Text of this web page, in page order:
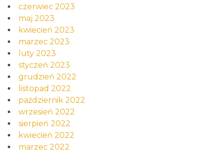
czerwiec 2023
maj 2023
kwiecień 2023
marzec 2023
luty 2023
styczeń 2023
grudzień 2022
listopad 2022
październik 2022
wrzesień 2022
sierpień 2022
kwiecień 2022
marzec 2022